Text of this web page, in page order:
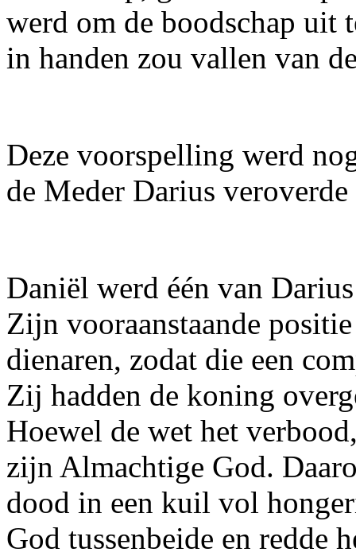
werd om de boodschap uit
in handen zou vallen van
Deze voorspelling werd
de Meder Darius
Daniël werd één van
Zijn vooraanstaande
dienaren, zodat die een
Zij hadden de koning
Hoewel de wet het
zijn Almachtige God.
dood in een kuil vol
God tussenbeide en redde